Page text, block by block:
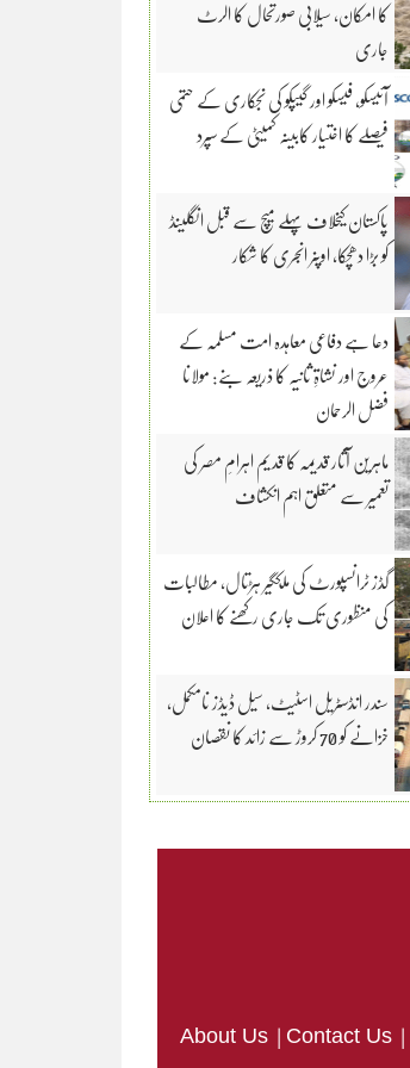
کا امکان، سیلابی صورتحال کا الرٹ
جاری
آئیسکو، فیسکو اور گیپکو کی نجکاری کے حتمی
فیصلے کا اختیار کابینہ کمیٹی کے سپرد
پاکستان کیخلاف پہلے میچ سے قبل انگلینڈ
کو بڑا دھچکا، اوپنر انجری کا شکار
دعا ہے دفاعی معاہدہ امت مسلمہ کے
عروج اور نشاۃِ ثانیہ کا ذریعہ بنے: مولانا
فضل الرحمان
ماہرین آثار قدیمہ کا قدیم اہرامِ مصر کی
تعمیر سے متعلق اہم انکشاف
گڈز ٹرانسپورٹ کی ملکگیر ہڑتال، مطالبات
کی منظوری تک جاری رکھنے کا اعلان
سندر انڈسٹریل اسٹیٹ، سیل ڈیڈز نامکمل،
خزانے کو 70 کروڑ سے زائد کا نقصان
About Us | Contact Us |